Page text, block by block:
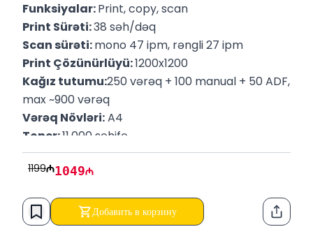
Funksiyalar: Print, copy, scan
Print Sürəti: 38 səh/dəq
Scan sürəti: mono 47 ipm, rəngli 27 ipm
Print Çözünürlüyü: 1200x1200
Kağız tutumu:250 vərəq + 100 manual + 50 ADF,
max ~900 vərəq
Vərəq Növləri: A4
Toner: 11,000 səhifə
Qoşulma: Wi-Fi, Wireless Direc, USB
1199 1049
Добавить в корзину